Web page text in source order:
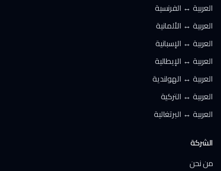
العربية ↔ الفرنسية
العربية ↔ الألمانية
العربية ↔ الإسبانية
العربية ↔ الإيطالية
العربية ↔ الهولندية
العربية ↔ التركية
العربية ↔ البرتغالية
الشركة
من نحن